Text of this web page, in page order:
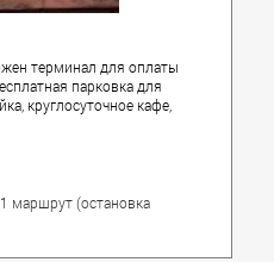
терминал для оплаты
парковка для
круглосуточное кафе,
маршрут (остановка